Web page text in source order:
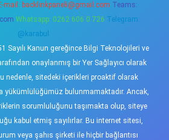
mail: backlinkpaneli@gmail.com Teams:
Whatsapp: 0262 606 0 726 Telegram:
@karabul
Sayılı Kanun gereğince Bilgi Teknolojileri ve
onaylanmış bir Yer Sağlayıcı olarak
nedenle, sitedeki içerikleri proaktif olarak
yükümlülüğümüz bulunmamaktadır. Ancak,
sorumluluğunu taşımakta olup, siteye
kabul etmiş sayılırlar. Bu internet sitesi,
veya şahıs şirketi ile hiçbir bağlantısı